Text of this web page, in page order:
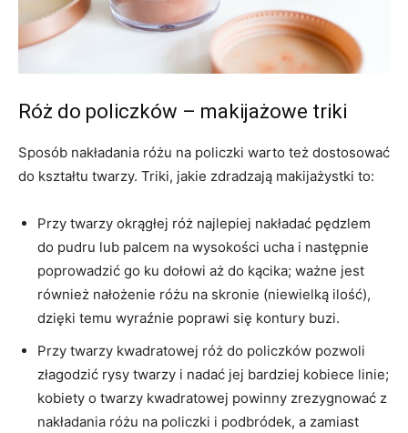
Róż do policzków – makijażowe triki
Sposób nakładania różu na policzki warto też dostosować
do kształtu twarzy. Triki, jakie zdradzają makijażystki to:
Przy twarzy okrągłej róż najlepiej nakładać pędzlem
do pudru lub palcem na wysokości ucha i następnie
poprowadzić go ku dołowi aż do kącika; ważne jest
również nałożenie różu na skronie (niewielką ilość),
dzięki temu wyraźnie poprawi się kontury buzi.
Przy twarzy kwadratowej róż do policzków pozwoli
złagodzić rysy twarzy i nadać jej bardziej kobiece linie;
kobiety o twarzy kwadratowej powinny zrezygnować z
nakładania różu na policzki i podbródek, a zamiast